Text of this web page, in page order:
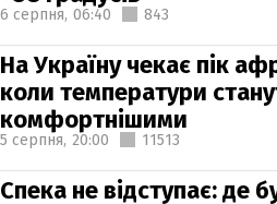
6 серпня, 06:40 843
На Україну чекає пік
коли температури
комфортнішими
5 серпня, 20:00 11513
Спека не відступає: де